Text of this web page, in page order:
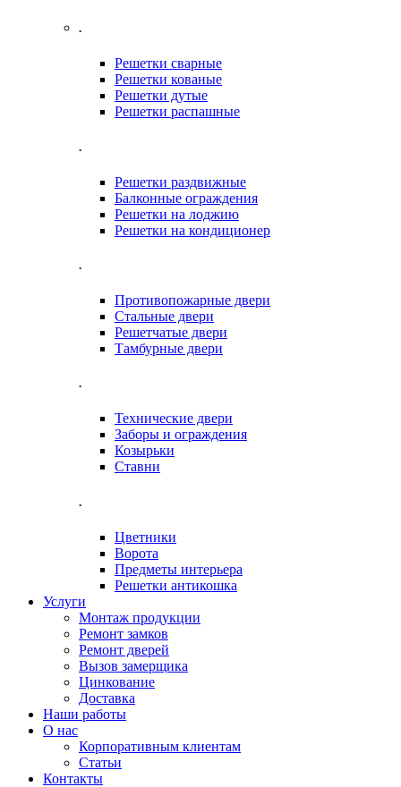
.
Решетки сварные
Решетки кованые
Решетки дутые
Решетки распашные
.
Решетки раздвижные
Балконные ограждения
Решетки на лоджию
Решетки на кондиционер
.
Противопожарные двери
Стальные двери
Решетчатые двери
Тамбурные двери
.
Технические двери
Заборы и ограждения
Козырьки
Ставни
.
Цветники
Ворота
Предметы интерьера
Решетки антикошка
Услуги
Монтаж продукции
Ремонт замков
Ремонт дверей
Вызов замерщика
Цинкование
Доставка
Наши работы
О нас
Корпоративным клиентам
Статьи
Контакты